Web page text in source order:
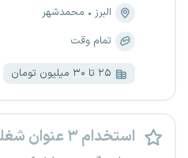
البرز
محمدشهر
تمام وقت
۲۵ تا ۳۰ میلیون تومان
استخدام ۳ عنوان شغلی